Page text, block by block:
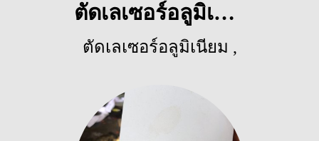
ตัดเลเซอร์อลูมิเนียม
ตัดเลเซอร์อลูมิเนียม ,